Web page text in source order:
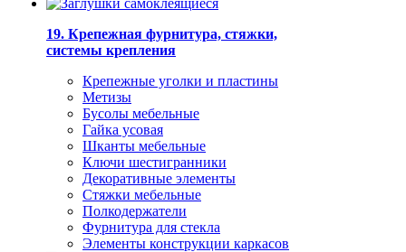
19. Крепежная фурнитура, стяжки,
системы крепления
Крепежные уголки и пластины
Метизы
Бусолы мебельные
Гайка усовая
Шканты мебельные
Ключи шестигранники
Декоративные элементы
Стяжки мебельные
Полкодержатели
Фурнитура для стекла
Элементы конструкции каркасов